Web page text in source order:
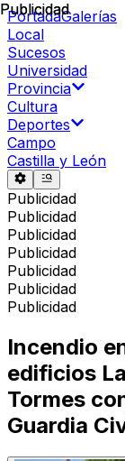
PortadaGalerías
Local
Sucesos
Universidad
Provincia
Cultura
Deportes
Campo
Castilla y León
Publicidad
Publicidad
Publicidad
Publicidad
Publicidad
Publicidad
Publicidad
Publicidad
Incendio
edificios
Tormes
Guardia
Publicidad